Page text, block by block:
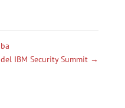
IBM Security Summit →